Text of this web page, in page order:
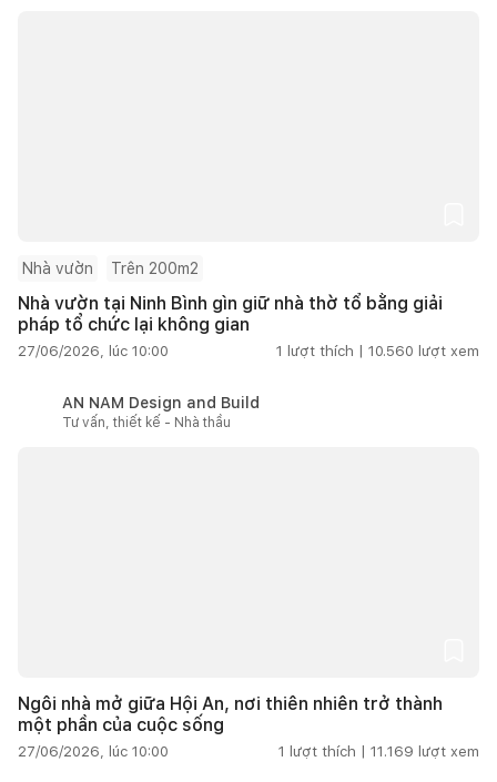
Nhà vườn Trên 200m2
Nhà vườn tại Ninh Bình gìn giữ nhà thờ tổ bằng giải
pháp tổ chức lại không gian
27/06/2026, lúc 10:00 1 lượt thích | 10.560 lượt xem
AN NAM Design and Build
Tư vấn, thiết kế - Nhà thầu
Ngôi nhà mở giữa Hội An, nơi thiên nhiên trở thành
một phần của cuộc sống
27/06/2026, lúc 10:00 1 lượt thích | 11.169 lượt xem